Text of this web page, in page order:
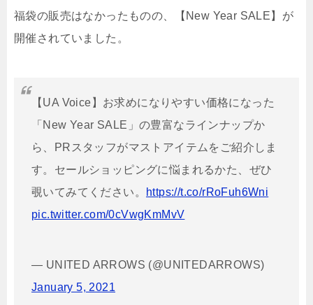
福袋の販売はなかったものの、【 New Year SALE】が
開催されていました。
【UA Voice】お求めになりやすい価格になった
「New Year SALE」の豊富なラインナップか
ら、PRスタッフがマストアイテムをご紹介しま
す。セールショッピングに悩まれるかた、ぜひ
覗いてみてください。
https://t.co/rRoFuh6Wni
pic.twitter.com/0cVwgKmMvV
— UNITED ARROWS (@UNITEDARROWS)
January 5, 2021